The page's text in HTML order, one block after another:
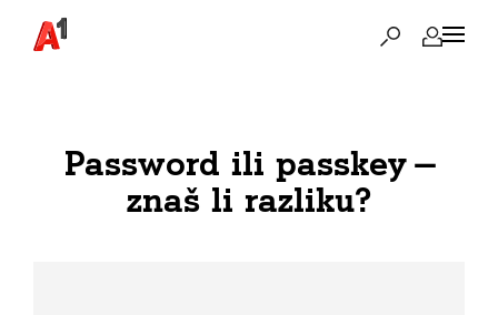
Password ili passkey —
znaš li razliku?